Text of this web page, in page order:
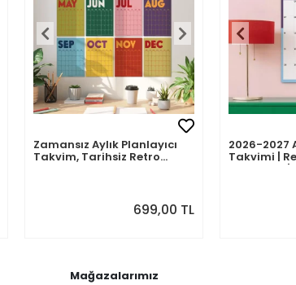
Zamansız Aylık Planlayıcı
Takvim, Tarihsiz Retro
699,00 TL
2026-2027
Takvimi |
Planlayıcı
Mağazalarımız